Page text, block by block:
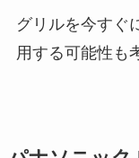
グリルを今すぐ
用する可能性も